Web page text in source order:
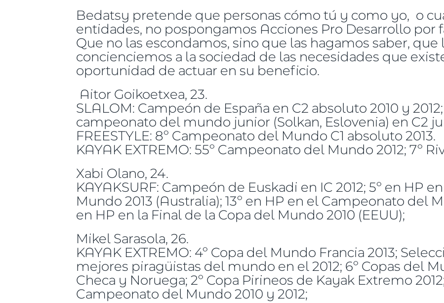
Bedatsy pretende que personas cómo tú y como yo, o
entidades, no pospongamos Acciones Pro Desarrollo por
Que no las escondamos, sino que las hagamos saber,
concienciemos a la sociedad de las necesidades que
oportunidad de actuar en su beneficio.
Aitor Goikoetxea, 23.
SLALOM: Campeón de España en C2 absoluto 2010 y
campeonato del mundo junior (Solkan, Eslovenia) en C2
FREESTYLE: 8º Campeonato del Mundo C1 absoluto 2013.
KAYAK EXTREMO: 55º Campeonato del Mundo 2012; 7º
Xabi Olano, 24.
KAYAKSURF: Campeón de Euskadi en IC 2012; 5º en HP
Mundo 2013 (Australia); 13º en HP en el Campeonato del
en HP en la Final de la Copa del Mundo 2010 (EEUU);
Mikel Sarasola, 26.
KAYAK EXTREMO: 4º Copa del Mundo Francia 2013;
mejores piragüistas del mundo en el 2012; 6º Copas del
Checa y Noruega; 2º Copa Pirineos de Kayak Extremo
Campeonato del Mundo 2010 y 2012;